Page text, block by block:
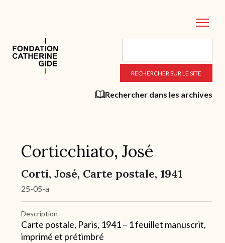
principal
Rechercher dans les archives
Corticchiato, José
Corti, José, Carte postale, 1941
25-05-a
Description
Carte postale, Paris, 1941 – 1 feuillet manuscrit,
imprimé et prétimbré